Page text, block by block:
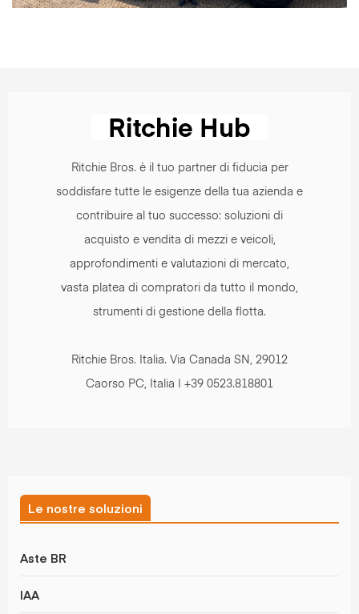
Ritchie Bros. è il tuo partner di fiducia per
soddisfare tutte le esigenze della tua azienda e
contribuire al tuo successo: soluzioni di
acquisto e vendita di mezzi e veicoli,
approfondimenti e valutazioni di mercato,
vasta platea di compratori da tutto il mondo,
strumenti di gestione della flotta.
Ritchie Bros. Italia. Via Canada SN, 29012
Caorso PC, Italia | +39 0523.818801
Le nostre soluzioni
Aste BR
IAA